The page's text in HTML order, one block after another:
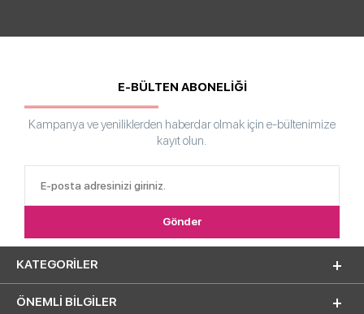
E-BÜLTEN ABONELİĞİ
Kampanya ve yeniliklerden haberdar olmak için e-bültenimize
kayıt olun.
KATEGORILER
ÖNEMLI BILGILER